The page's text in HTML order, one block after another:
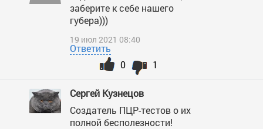
заберите к себе нашего
губера)))
19 июл 2021 08:40
Ответить
1
0
Сергей Кузнецов
Создатель ПЦР-тестов о их
полной бесполезности!